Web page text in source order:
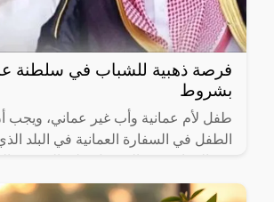
فرصة ذهبية للشباب في سلطنة
بشروط
طفل لأم عمانية وأب غير عماني، ويجب
الطفل في السفارة العمانية في البلد